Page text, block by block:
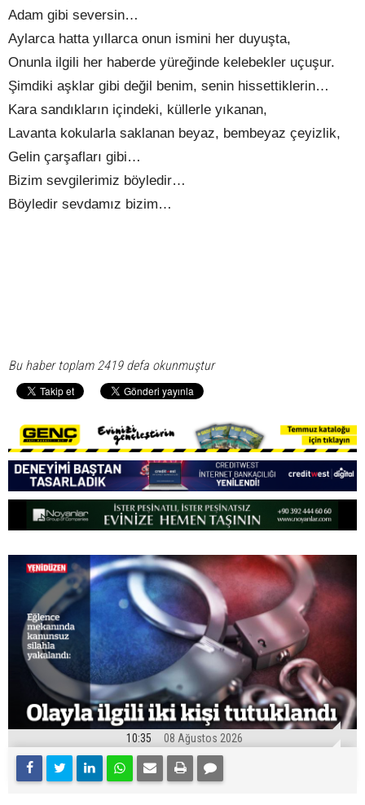
Adam gibi seversin…
Aylarca hatta yıllarca onun ismini her duyuşta,
Onunla ilgili her haberde yüreğinde kelebekler uçuşur.
Şimdiki aşklar gibi değil benim, senin hissettiklerin…
Kara sandıkların içindeki, küllerle yıkanan,
Lavanta kokularla saklanan beyaz, bembeyaz çeyizlik,
Gelin çarşafları gibi…
Bizim sevgilerimiz böyledir…
Böyledir sevdamız bizim…
Bu haber toplam 2419 defa okunmuştur
10:35 08 Ağustos 2026